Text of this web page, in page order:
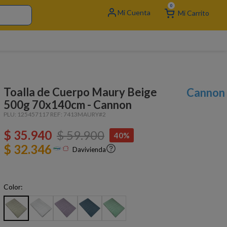
0
Toalla de Cuerpo Maury Beige
500g 70x140cm - Cannon
PLU: 125457117 REF: 7413MAURY#2
Cannon
$ 35.940 $59.900 40%
$ 32.346 Davivienda
Color: